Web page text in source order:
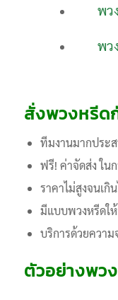
พว
พว
สั่งพวงหรีด
ทีมงานมากประ
ฟรี! ค่าจัดส่ง ใน
ราคาไม่สูงจนเกิ
มีแบบพวงหรีดใ
บริการด้วยความ
ตัวอย่างพว